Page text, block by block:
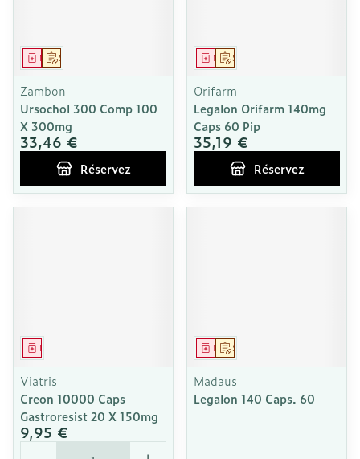
Sur prescription
Médicament
Zambon
Ursochol 300 Comp 100
X 300mg
33,46 €
Réservez
Sur prescription
Médicament
Orifarm
Legalon Orifarm 140mg
Caps 60 Pip
35,19 €
Réservez
Médicament
Viatris
Creon 10000 Caps
Gastroresist 20 X 150mg
9,95 €
Quantité
Sur prescription
Médicament
Madaus
Legalon 140 Caps. 60